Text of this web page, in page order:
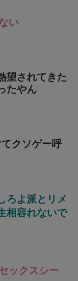
い
望されてきた
たやん
クソゲー呼
ろよ派とリメ
相容れないで
ックスシー